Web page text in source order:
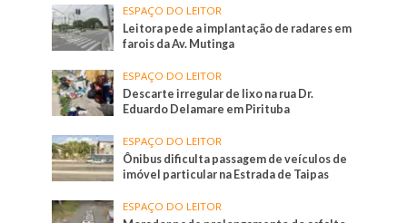
ESPAÇO DO LEITOR
Leitora pede a implantação de radares em
farois da Av. Mutinga
ESPAÇO DO LEITOR
Descarte irregular de lixo na rua Dr.
Eduardo Delamare em Pirituba
ESPAÇO DO LEITOR
Ônibus dificulta passagem de veículos de
imóvel particular na Estrada de Taipas
ESPAÇO DO LEITOR